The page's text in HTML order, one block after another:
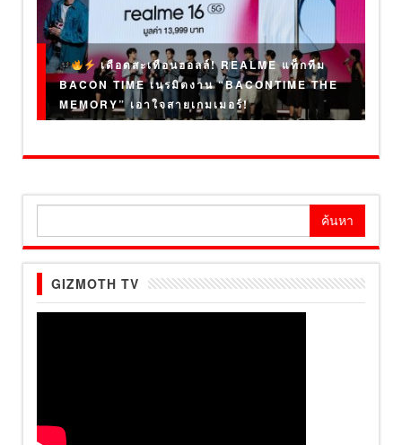
เดือดสะเทือนฮอลล์! REALME แท็กทีม
BACON TIME เนรมิตงาน “BACONTIME THE
MEMORY” เอาใจสายเกมเมอร์!
GIZMOTH TV